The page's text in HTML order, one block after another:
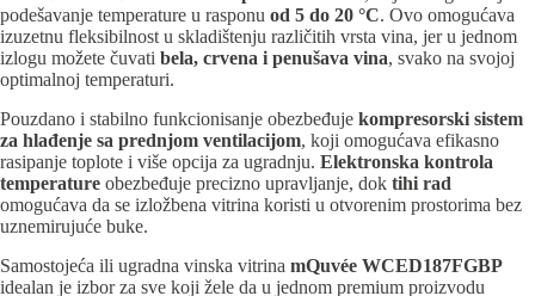
podešavanje temperature u rasponu od 5 do 20 °C. Ovo omogućava
izuzetnu fleksibilnost u skladištenju različitih vrsta vina, jer u jednom
izlogu možete čuvati bela, crvena i penušava vina, svako na svojoj
optimalnoj temperaturi.
Pouzdano i stabilno funkcionisanje obezbeđuje kompresorski sistem
za hlađenje sa prednjom ventilacijom, koji omogućava efikasno
rasipanje toplote i više opcija za ugradnju. Elektronska kontrola
temperature obezbeđuje precizno upravljanje, dok tihi rad
omogućava da se izložbena vitrina koristi u otvorenim prostorima bez
uznemirujuće buke.
Samostojeća ili ugradna vinska vitrina mQuvée WCED187FGBP
idealan je izbor za sve koji žele da u jednom premium proizvodu